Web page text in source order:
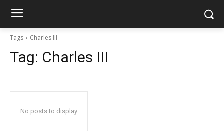
Tags Charles III
Tag: Charles III
No posts to display